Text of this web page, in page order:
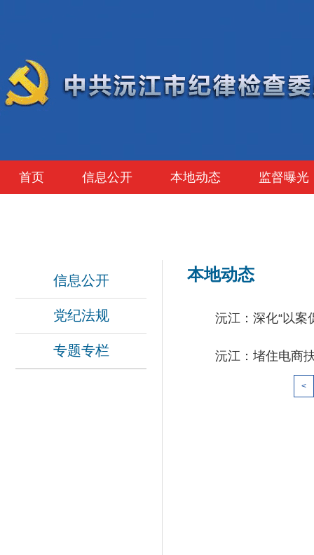
首页 信息公开 本地动态 监督曝光
信息公开
党纪法规
专题专栏
本地动态
沅江：深化“以案
沅江：堵住电商
<